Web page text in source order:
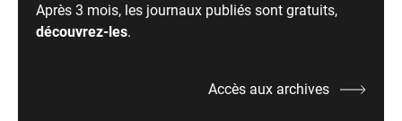
Après 3 mois, les journaux publiés sont gratuits,
découvrez-les.
Accès aux archives